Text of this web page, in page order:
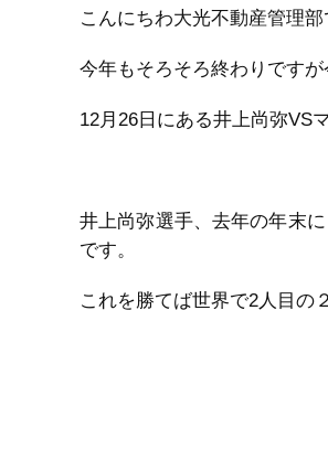
こんにちわ大光不動産管理部
今年もそろそろ終わりですが
12月26日にある井上尚弥VS
井上尚弥選手、去年の年末
です。
これを勝てば世界で2人目の